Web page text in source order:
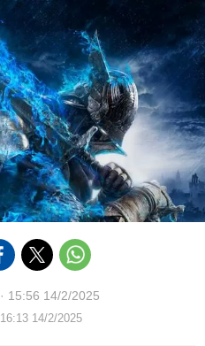
15:56 14/2/2025
14/2/2025